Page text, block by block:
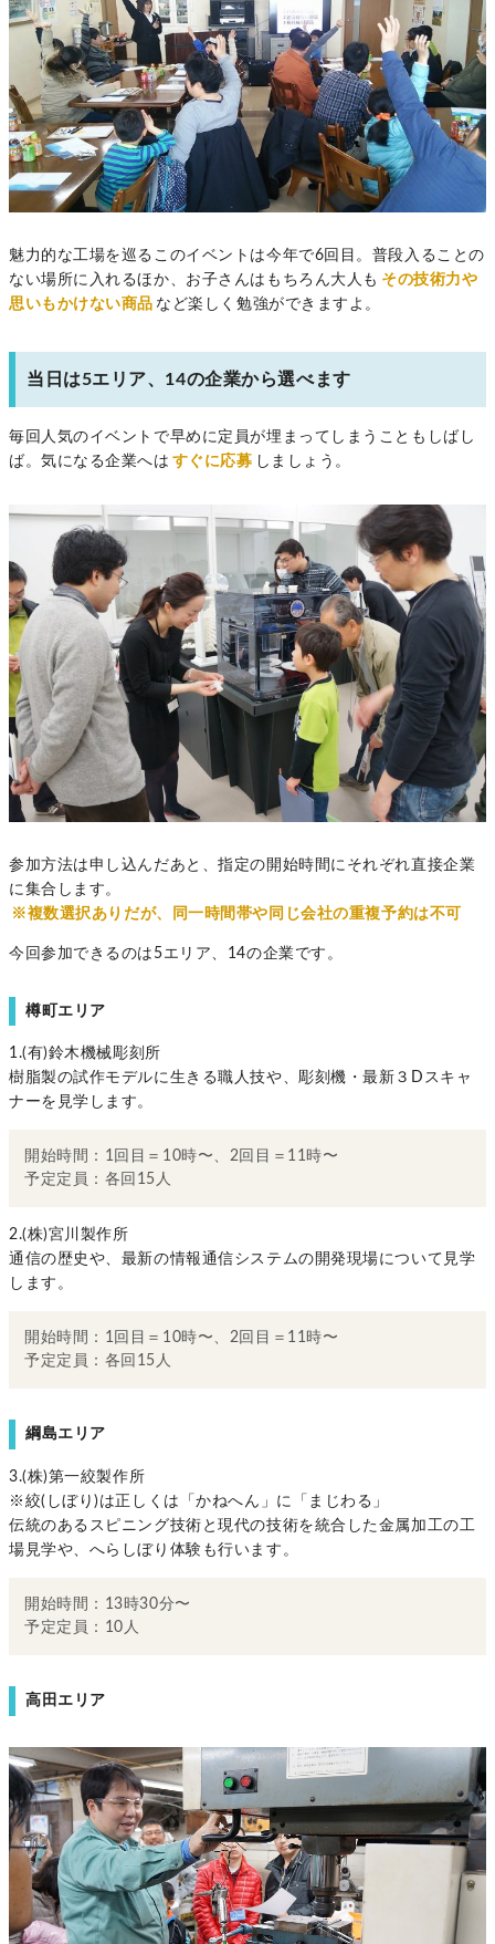
魅力的な工場を巡るこのイベントは今年で6回目。普段入ることの
ない場所に入れるほか、お子さんはもちろん大人も その技術力や
思いもかけない商品 など楽しく勉強ができますよ。
当日は5エリア、14の企業から選べます
毎回人気のイベントで早めに定員が埋まってしまうこともしばし
ば。気になる企業へは すぐに応募 しましょう。
参加方法は申し込んだあと、指定の開始時間にそれぞれ直接企業
に集合します。
※複数選択ありだが、同一時間帯や同じ会社の重複予約は不可
今回参加できるのは5エリア、14の企業です。
樽町エリア
1.(有)鈴木機械彫刻所
樹脂製の試作モデルに生きる職人技や、彫刻機・最新３Dスキャ
ナーを見学します。
開始時間：1回目＝10時〜、2回目＝11時〜
予定定員：各回15人
2.(株)宮川製作所
通信の歴史や、最新の情報通信システムの開発現場について見学
します。
開始時間：1回目＝10時〜、2回目＝11時〜
予定定員：各回15人
綱島エリア
3.(株)第一絞製作所
※絞(しぼり)は正しくは「かねへん」に「まじわる」
伝統のあるスピニング技術と現代の技術を統合した金属加工の工
場見学や、へらしぼり体験も行います。
開始時間：13時30分〜
予定定員：10人
高田エリア